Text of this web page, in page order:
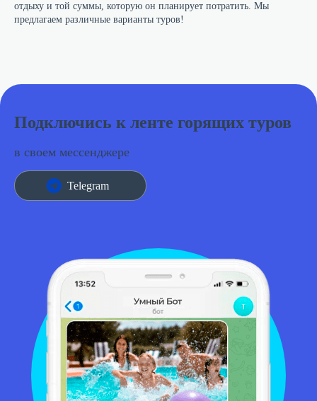
отдыху и той суммы, которую он планирует потратить. Мы
предлагаем различные варианты туров!
Подключись к ленте горящих туров
в своем мессенджере
Telegram